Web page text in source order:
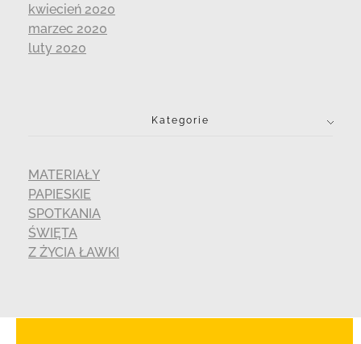
kwiecień 2020
marzec 2020
luty 2020
Kategorie
MATERIAŁY
PAPIESKIE
SPOTKANIA
ŚWIĘTA
Z ŻYCIA ŁAWKI